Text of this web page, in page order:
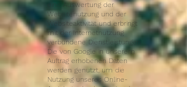
eine Auswertung der
Websitenutzung und der
Websiteaktivität und erbringt
mit der Internetnutzung
verbundene Dienstleistungen.
Die von Google in unserem
Auftrag erhobenen Daten
werden genutzt, um die
Nutzung unseres Online-